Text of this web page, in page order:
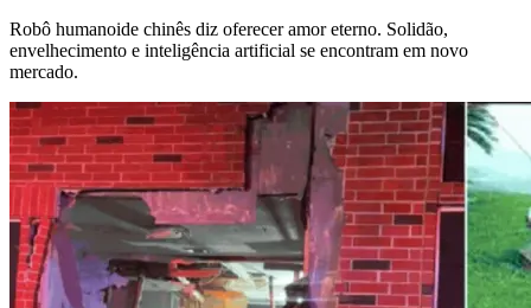
Robô humanoide chinês diz oferecer amor eterno. Solidão,
envelhecimento e inteligência artificial se encontram em novo
mercado.